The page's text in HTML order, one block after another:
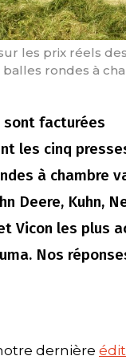
les prix réels des
balles rondes à
sont facturées
les cinq
à chambre
Deere, Kuhn,
Vicon les plus
Nos
dernière